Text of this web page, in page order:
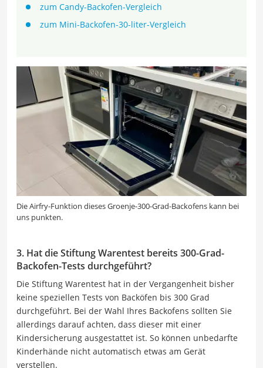
zum Candy-Backofen-Vergleich
zum Mini-Backofen-30-liter-Vergleich
Die Airfry-Funktion dieses Groenje-300-Grad-Backofens kann bei
uns punkten.
3. Hat die Stiftung Warentest bereits 300-Grad-
Backofen-Tests durchgeführt?
Die Stiftung Warentest hat in der Vergangenheit bisher
keine speziellen Tests von Backöfen bis 300 Grad
durchgeführt. Bei der Wahl Ihres Backofens sollten Sie
allerdings darauf achten, dass dieser mit einer
Kindersicherung ausgestattet ist. So können unbedarfte
Kinderhände nicht automatisch etwas am Gerät
verstellen.